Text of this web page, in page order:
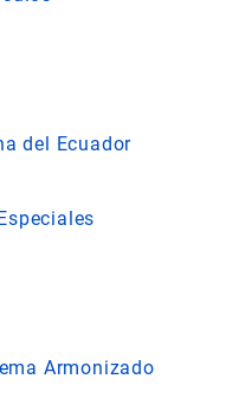
del Ecuador
Armonizado